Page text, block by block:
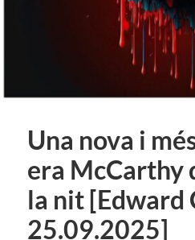
Una nova i
era McCarthy
la nit [Edward
25.09.2025]